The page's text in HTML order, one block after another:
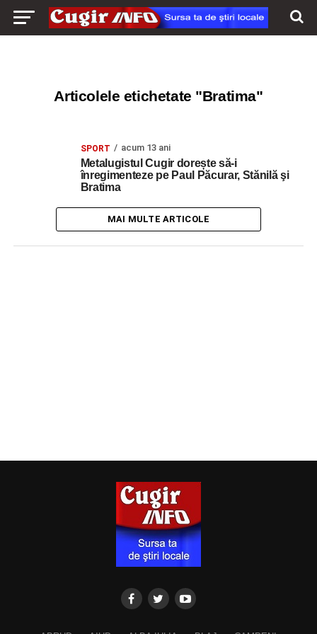
Articolele etichetate "Bratima"
SPORT acum 13 ani
Metalugistul Cugir dorește să-i
înregimenteze pe Paul Păcurar, Stănilă şi
Bratima
MAI MULTE ARTICOLE